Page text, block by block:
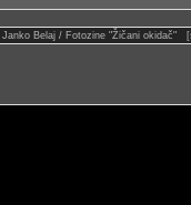
Belaj / Fotozine "Žičani okidač"